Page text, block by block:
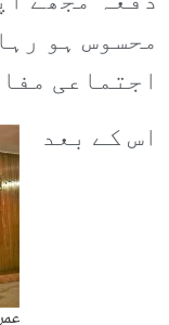
محسوس ہو
اجتماعی
اس کے بعد